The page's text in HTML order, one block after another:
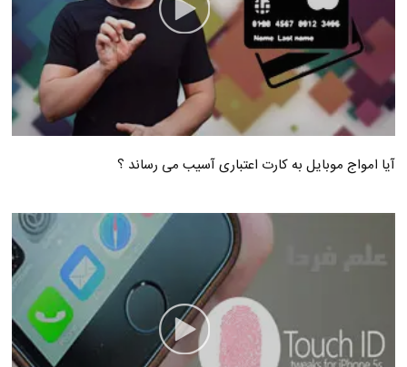
آیا امواج موبایل به کارت اعتباری آسیب می رساند ؟